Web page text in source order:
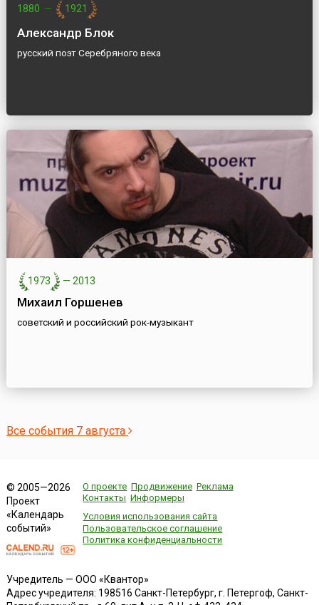
1880 — 1921
Александр Блок
русский поэт Серебряного века
1973 — 2013
Михаил Горшенев
советский и российский рок-музыкант
Все события 7 августа
© 2005—2026
Проект
«Календарь
событий»
О проекте Продвижение Реклама
Контакты Информеры
Условия использования сайта
Пользовательское соглашение
Политика конфиденциальности
Учредитель — ООО «Квантор»
Адрес учредителя: 198516 Санкт-Петербург, г. Петергоф, Санкт-